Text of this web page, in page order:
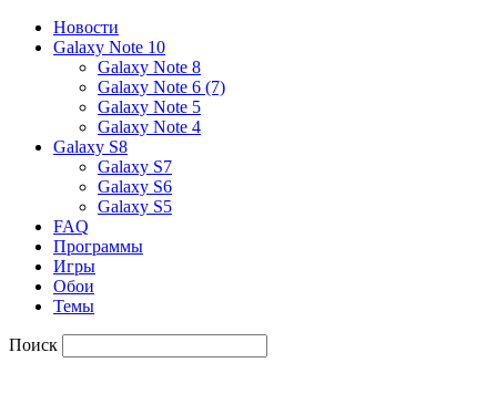
Новости
Galaxy Note 10
Galaxy Note 8
Galaxy Note 6 (7)
Galaxy Note 5
Galaxy Note 4
Galaxy S8
Galaxy S7
Galaxy S6
Galaxy S5
FAQ
Программы
Игры
Обои
Темы
Поиск